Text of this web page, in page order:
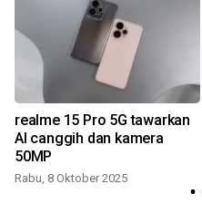
realme 15 Pro 5G tawarkan
AI canggih dan kamera
50MP
Rabu, 8 Oktober 2025